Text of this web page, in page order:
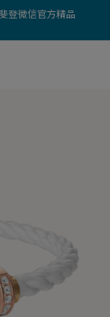
登微信官方精品